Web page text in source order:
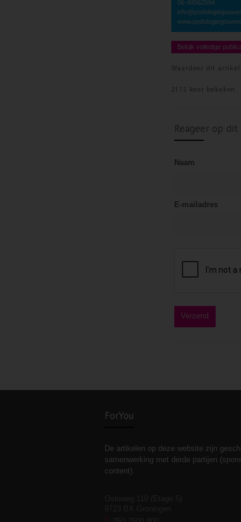
06-48562594
Bekijk volledige
Waardeer dit artikel:
2115 keer bekeken
Reageer op
Naam
E-mailadres
ForYou
De artikelen op deze website zijn
samenwerking met derde partijen
content).